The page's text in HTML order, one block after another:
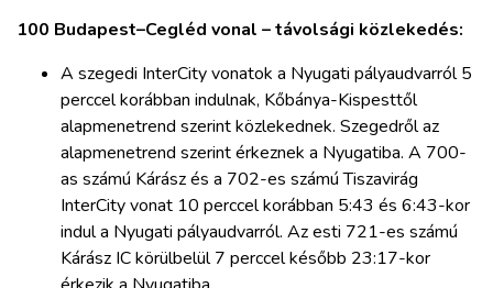
100 Budapest–Cegléd vonal – távolsági közlekedés:
A szegedi InterCity vonatok a Nyugati pályaudvarról 5
perccel korábban indulnak, Kőbánya-Kispesttől
alapmenetrend szerint közlekednek. Szegedről az
alapmenetrend szerint érkeznek a Nyugatiba. A 700-
as számú Kárász és a 702-es számú Tiszavirág
InterCity vonat 10 perccel korábban 5:43 és 6:43-kor
indul a Nyugati pályaudvarról. Az esti 721-es számú
Kárász IC körülbelül 7 perccel később 23:17-kor